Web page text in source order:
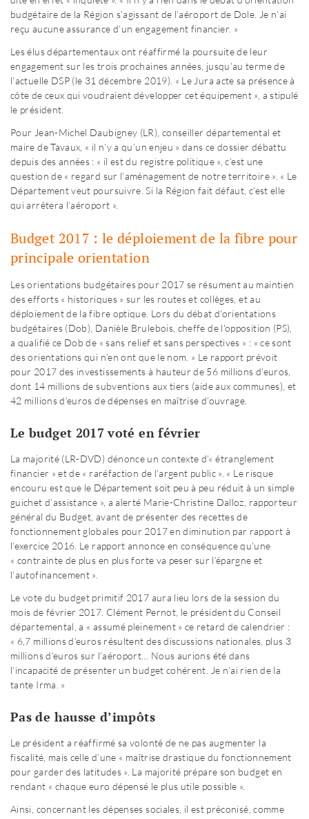
budgétaire de la Région s’agissant de l’aéroport de Dole. Je n’ai
reçu aucune assurance d’un engagement financier. »
Les élus départementaux ont réaffirmé la poursuite de leur
engagement sur les trois prochaines années, jusqu’au terme de
l’actuelle DSP (le 31 décembre 2019). « Le Jura acte sa présence à
côte de ceux qui voudraient développer cet équipement », a stipulé
le président.
Pour Jean-Michel Daubigney (LR), conseiller départemental et
maire de Tavaux, « il n’y a qu’un enjeu » dans ce dossier débattu
depuis des années : « il est du registre politique », c’est une
question de « regard sur l’aménagement de notre territoire ». « Le
Département veut poursuivre. Si la Région fait défaut, c’est elle
qui arrêtera l’aéroport ».
Budget 2017 : le déploiement de la fibre pour
principale orientation
Les orientations budgétaires pour 2017 se résument au maintien
des efforts « historiques » sur les routes et collèges, et au
déploiement de la fibre optique. Lors du débat d'orientations
budgétaires (Dob), Danièle Brulebois, cheffe de l'opposition (PS),
a qualifié ce Dob de « sans relief et sans perspectives » : « ce sont
des orientations qui n’en ont que le nom. » Le rapport prévoit
pour 2017 des investissements à hauteur de 56 millions d’euros,
dont 14 millions de subventions aux tiers (aide aux communes), et
42 millions d’euros de dépenses en maîtrise d’ouvrage.
Le budget 2017 voté en février
La majorité (LR-DVD) dénonce un contexte d’« étranglement
financier » et de « raréfaction de l’argent public ». « Le risque
encouru est que le Département soit peu à peu réduit à un simple
guichet d’assistance », a alerté Marie-Christine Dalloz, rapporteur
général du Budget, avant de présenter des recettes de
fonctionnement globales pour 2017 en diminution par rapport à
l’exercice 2016. Le rapport annonce en conséquence qu’une
« contrainte de plus en plus forte va peser sur l’épargne et
l’autofinancement ».
Le vote du budget primitif 2017 aura lieu lors de la session du
mois de février 2017. Clément Pernot, le président du Conseil
départemental, a « assumé pleinement » ce retard de calendrier :
« 6,7 millions d’euros résultent des discussions nationales, plus 3
millions d’euros sur l’aéroport… Nous aurions été dans
l’incapacité de présenter un budget cohérent. Je n’ai rien de la
tante Irma. »
Pas de hausse d’impôts
Le président a réaffirmé sa volonté de ne pas augmenter la
fiscalité, mais celle d’une « maîtrise drastique du fonctionnement
pour garder des latitudes ». La majorité prépare son budget en
rendant « chaque euro dépensé le plus utile possible ».
Ainsi, concernant les dépenses sociales, il est préconisé, comme